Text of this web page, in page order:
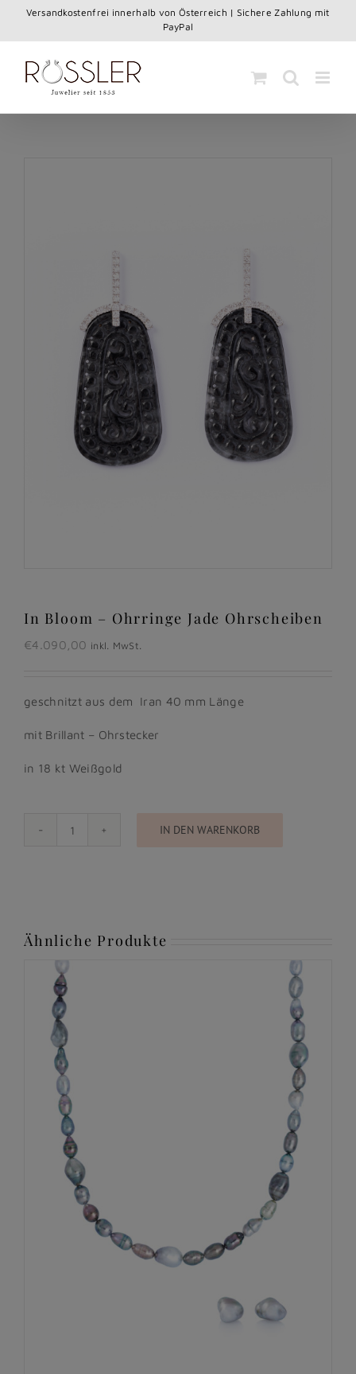
content
Versandkostenfrei innerhalb von Österreich | Sichere Zahlung mit
PayPal
In Bloom – Ohrringe Jade Ohrscheiben
€4.090,00 inkl. MwSt.
geschnitzt aus dem Iran 40 mm Länge
mit Brillant – Ohrstecker
in 18 kt Weißgold
In
Menge
IN DEN WARENKORB
Ähnliche Produkte